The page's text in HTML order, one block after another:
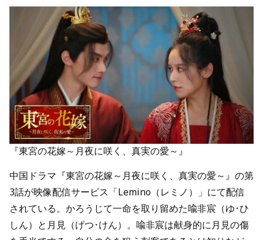
『東宮の花嫁～月夜に咲く、真実の愛～』
中国ドラマ『東宮の花嫁～月夜に咲く、真実の愛～』の第
3話が映像配信サービス「Lemino（レミノ）」にて配信
されている。かろうじて一命を取り留めた喩非宸（ゆ･ひ
しん）と月見（げつ･けん）。喩非宸は献身的に月見の傷